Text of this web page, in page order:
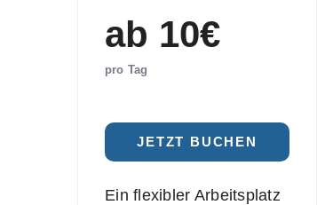
ab 10€
pro Tag
JETZT BUCHEN
Ein flexibler Arbeitsplatz